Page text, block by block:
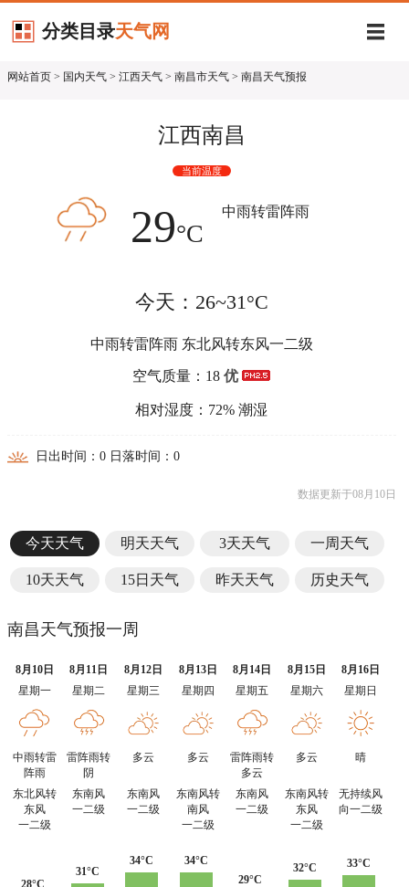
分类目录天气网
网站首页 > 国内天气 > 江西天气 > 南昌市天气 > 南昌天气预报
江西南昌
当前温度
29°C
中雨转雷阵雨
今天：26~31°C
中雨转雷阵雨 东北风转东风一二级
空气质量：18优
相对湿度：72% 潮湿
日出时间：0 日落时间：0
数据更新于08月10日
今天天气 明天天气 3天天气 一周天气
10天天气 15日天气 昨天天气 历史天气
南昌天气预报一周
8月10日 8月11日 8月12日 8月13日 8月14日 8月15日
8月16日
星期一
星期二 星期三 星期四 星期五 星期六 星期日
中雨转雷
阵雨
雷阵雨转
阴
多云 多云
雷阵雨转
多云
多云 晴
东北风转
东风
一二级
东南风
一二级
东南风
一二级
东南风转
南风
一二级
东南风
一二级
东南风转
东风
一二级
无持续风
向一二级
28°C
31°C
34°C 34°C
29°C
32°C 33°C